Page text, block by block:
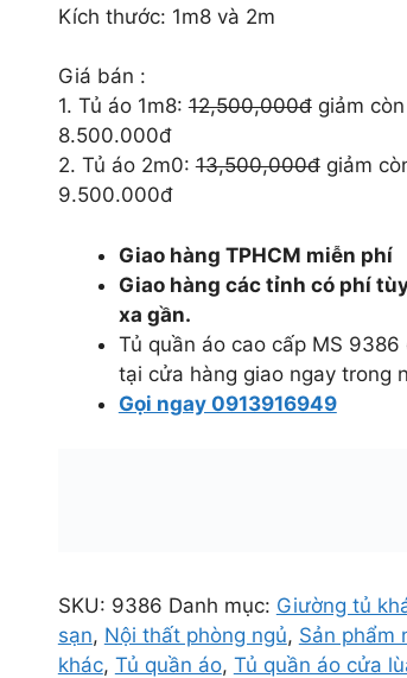
Kích thước: 1m8 và 2m
Giá bán :
1. Tủ áo 1m8:12,500,000đgiảm còn
8.500.000đ
2. Tủ áo 2m0:13,500,000đgiảm
9.500.000đ
Giao hàng TPHCM miễn phí
Giao hàng các tỉnh có phí
xa gần.
Tủ quần áo cao cấp MS 9386
tại cửa hàng giao ngay trong
Gọi ngay 0913916949
SKU: 9386 Danh mục: Giường tủ
sạn, Nội thất phòng ngủ, Sản phẩm
khác, Tủ quần áo, Tủ quần áo cửa